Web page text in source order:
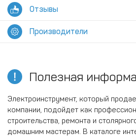
Отзывы
Производители
Полезная
Электроинструмент, который
компании, подойдет как
строительства, ремонта и
домашним мастерам. В каталоге